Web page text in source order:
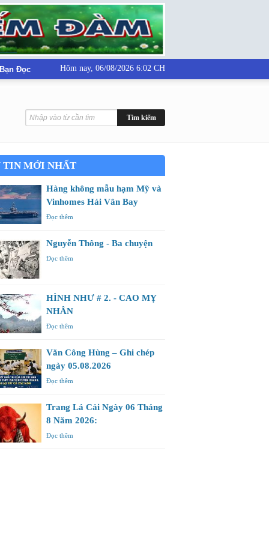
Đọc Hôm nay, 06/08/2026 6:02 CH
TIN MỚI NHẤT
Hàng không mẫu hạm Mỹ và
Vinhomes Hải Vân Bay
Đọc thêm
Nguyễn Thông - Ba chuyện
Đọc thêm
HÌNH NHƯ # 2. - CAO MỴ
NHÂN
Đọc thêm
Văn Công Hùng – Ghi chép
ngày 05.08.2026
Đọc thêm
Trang Lá Cải Ngày 06 Tháng
8 Năm 2026:
Đọc thêm